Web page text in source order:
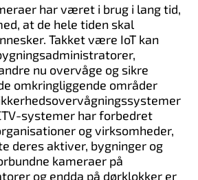
har været i brug i lang tid,
at de hele tiden skal
Takket være IoT kan
nu overvåge og sikre
omkringliggende områder
systemer har forbedret
og virksomheder,
deres aktiver, bygninger og
kameraer på
og endda på dørklokker er